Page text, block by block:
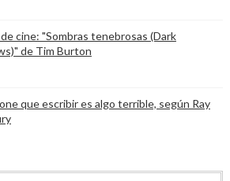
cine: "Sombras tenebrosas (Dark
de Tim Burton
que escribir es algo terrible, según Ray